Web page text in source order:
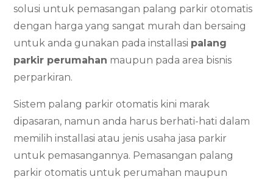
solusi untuk pemasangan palang parkir otomatis
dengan harga yang sangat murah dan bersaing
untuk anda gunakan pada installasi palang
parkir perumahan maupun pada area bisnis
perparkiran.
Sistem palang parkir otomatis kini marak
dipasaran, namun anda harus berhati-hati dalam
memilih installasi atau jenis usaha jasa parkir
untuk pemasangannya. Pemasangan palang
parkir otomatis untuk perumahan maupun